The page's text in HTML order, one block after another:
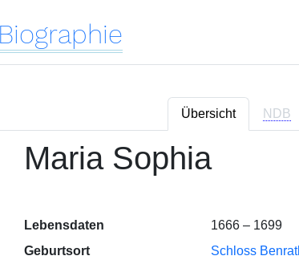
Biographie
Übersicht NDB
Maria Sophia
Lebensdaten
1666 – 1699
Geburtsort
Schloss